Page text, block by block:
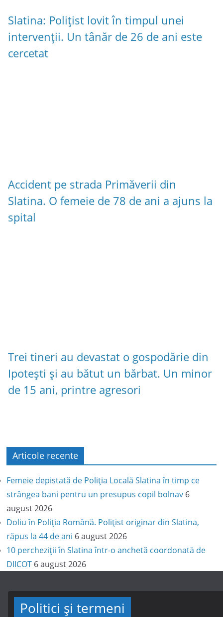
Slatina: Polițist lovit în timpul unei
intervenții. Un tânăr de 26 de ani este
cercetat
Accident pe strada Primăverii din
Slatina. O femeie de 78 de ani a ajuns la
spital
Trei tineri au devastat o gospodărie din
Ipotești și au bătut un bărbat. Un minor
de 15 ani, printre agresori
Articole recente
Femeie depistată de Poliția Locală Slatina în timp ce
strângea bani pentru un presupus copil bolnav 6
august 2026
Doliu în Poliția Română. Polițist originar din Slatina,
răpus la 44 de ani 6 august 2026
10 percheziții în Slatina într-o anchetă coordonată de
DIICOT 6 august 2026
Politici și termeni